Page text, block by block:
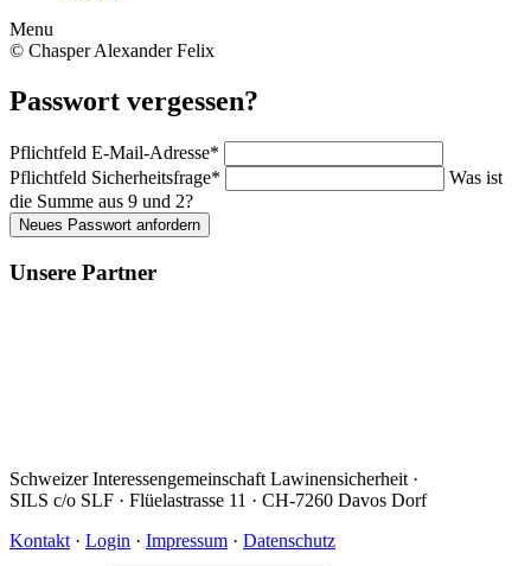
Menu
© Chasper Alexander Felix
Passwort vergessen?
Pflichtfeld E-Mail-Adresse*
Pflichtfeld Sicherheitsfrage*
Was ist
die Summe aus 9 und 2?
Neues Passwort anfordern
Unsere Partner
Schweizer Interessengemeinschaft Lawinensicherheit ·
SILS c/o SLF · Flüelastrasse 11 · CH-7260 Davos Dorf
Kontakt · Login · Impressum · Datenschutz